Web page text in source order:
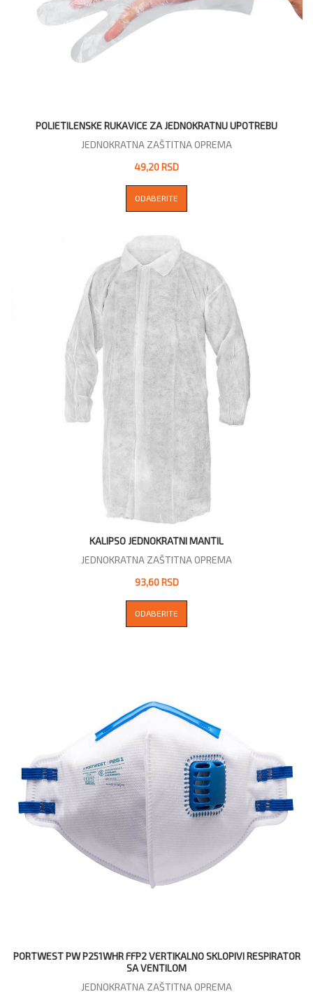
POLIETILENSKE RUKAVICE ZA JEDNOKRATNU UPOTREBU
JEDNOKRATNA ZAŠTITNA OPREMA
49,20 RSD
ODABERITE
KALIPSO JEDNOKRATNI MANTIL
JEDNOKRATNA ZAŠTITNA OPREMA
93,60 RSD
ODABERITE
PORTWEST PW P251WHR FFP2 VERTIKALNO SKLOPIVI RESPIRATOR
SA VENTILOM
JEDNOKRATNA ZAŠTITNA OPREMA